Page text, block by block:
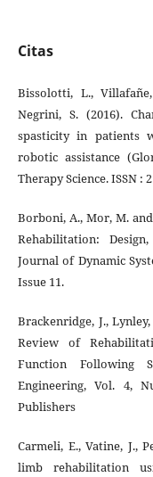
Citas
Bissolotti, L.,
Negrini, S. (2016).
spasticity in patients
robotic assistance
Therapy Science. ISSN :
Borboni, A., Mor, M.
Rehabilitation:
Journal of Dynamic
Issue 11.
Brackenridge, J.,
Review of
Function Following
Engineering, Vol. 4,
Publishers
Carmeli, E., Vatine, J.,
limb rehabilitation